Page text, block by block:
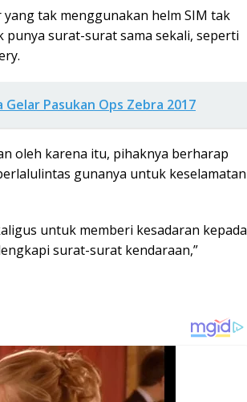
tak menggunakan helm SIM tak
punya surat-surat sama sekali, seperti
Pasukan Ops Zebra 2017
oleh karena itu, pihaknya berharap
gunanya untuk keselamatan
untuk memberi kesadaran kepada
surat-surat kendaraan,”